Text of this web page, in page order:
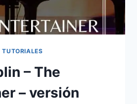
|TUTORIALES
– The
– versión